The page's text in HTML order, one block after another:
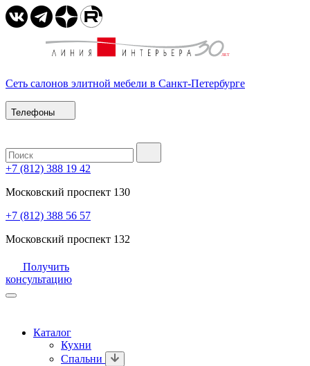
Сеть салонов элитной мебели в Санкт-Петербурге
Телефоны
+7 (812) 388 19 42
Московский проспект 130
+7 (812) 388 56 57
Московский проспект 132
Получить
консультацию
Каталог
Кухни
Спальни